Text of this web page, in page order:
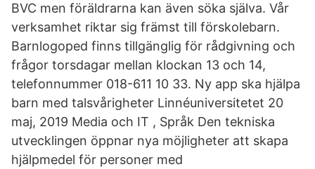
BVC men föräldrarna kan även söka själva. Vår
verksamhet riktar sig främst till förskolebarn.
Barnlogoped finns tillgänglig för rådgivning och
frågor torsdagar mellan klockan 13 och 14,
telefonnummer 018-611 10 33. Ny app ska hjälpa
barn med talsvårigheter Linnéuniversitetet 20
maj, 2019 Media och IT , Språk Den tekniska
utvecklingen öppnar nya möjligheter att skapa
hjälpmedel för personer med